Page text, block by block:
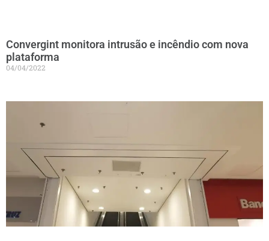
Convergint monitora intrusão e incêndio com nova
plataforma
04/04/2022